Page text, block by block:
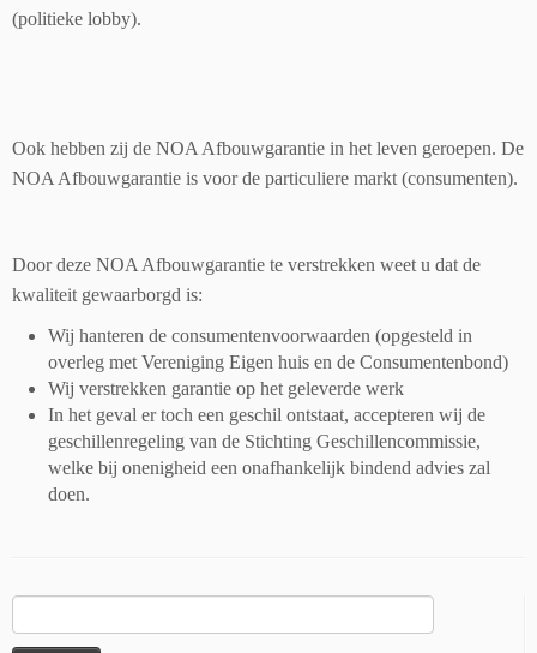
(politieke lobby).
Ook hebben zij de NOA Afbouwgarantie in het leven geroepen. De
NOA Afbouwgarantie is voor de particuliere markt (consumenten).
Door deze NOA Afbouwgarantie te verstrekken weet u dat de
kwaliteit gewaarborgd is:
Wij hanteren de consumentenvoorwaarden (opgesteld in
overleg met Vereniging Eigen huis en de Consumentenbond)
Wij verstrekken garantie op het geleverde werk
In het geval er toch een geschil ontstaat, accepteren wij de
geschillenregeling van de Stichting Geschillencommissie,
welke bij onenigheid een onafhankelijk bindend advies zal
doen.
naar: